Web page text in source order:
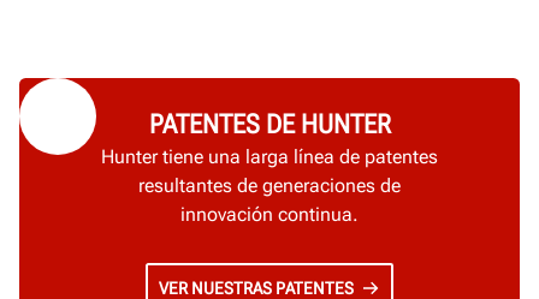
PATENTES DE HUNTER
Hunter tiene una larga línea de patentes
resultantes de generaciones de
innovación continua.
VER NUESTRAS PATENTES